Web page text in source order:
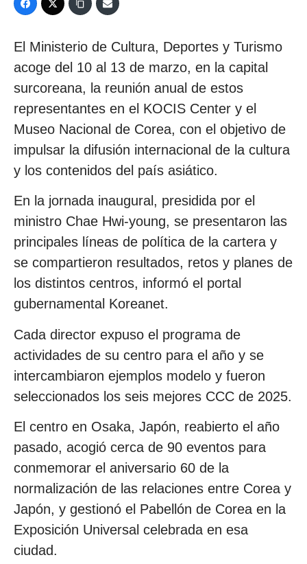
El Ministerio de Cultura, Deportes y Turismo
acoge del 10 al 13 de marzo, en la capital
surcoreana, la reunión anual de estos
representantes en el KOCIS Center y el
Museo Nacional de Corea, con el objetivo de
impulsar la difusión internacional de la cultura
y los contenidos del país asiático.
En la jornada inaugural, presidida por el
ministro Chae Hwi-young, se presentaron las
principales líneas de política de la cartera y
se compartieron resultados, retos y planes de
los distintos centros, informó el portal
gubernamental Koreanet.
Cada director expuso el programa de
actividades de su centro para el año y se
intercambiaron ejemplos modelo y fueron
seleccionados los seis mejores CCC de 2025.
El centro en Osaka, Japón, reabierto el año
pasado, acogió cerca de 90 eventos para
conmemorar el aniversario 60 de la
normalización de las relaciones entre Corea y
Japón, y gestionó el Pabellón de Corea en la
Exposición Universal celebrada en esa
ciudad.